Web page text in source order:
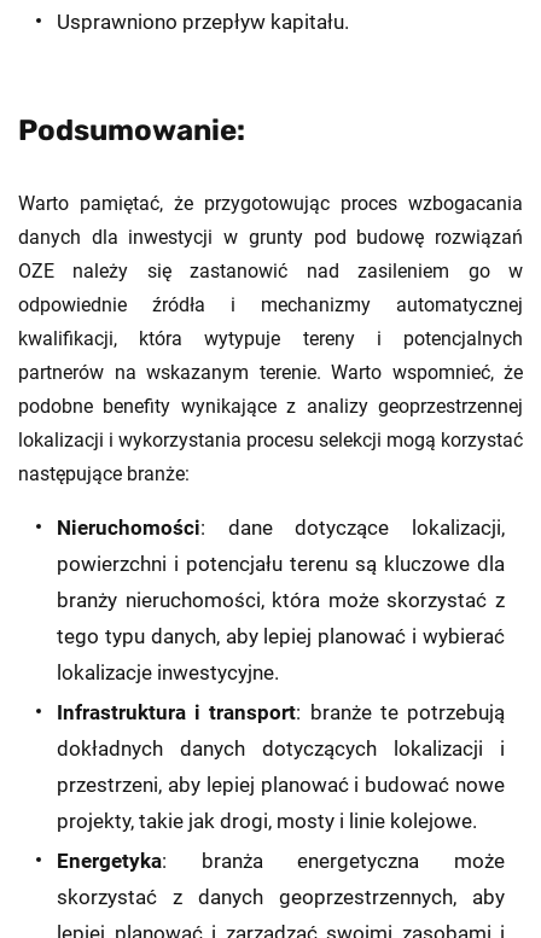
Usprawniono przepływ kapitału.
Podsumowanie:
Warto pamiętać, że przygotowując proces wzbogacania
danych dla inwestycji w grunty pod budowę rozwiązań
OZE należy się zastanowić nad zasileniem go w
odpowiednie źródła i mechanizmy automatycznej
kwalifikacji, która wytypuje tereny i potencjalnych
partnerów na wskazanym terenie. Warto wspomnieć, że
podobne benefity wynikające z analizy geoprzestrzennej
lokalizacji i wykorzystania procesu selekcji mogą korzystać
następujące branże:
Nieruchomości: dane dotyczące lokalizacji,
powierzchni i potencjału terenu są kluczowe dla
branży nieruchomości, która może skorzystać z
tego typu danych, aby lepiej planować i wybierać
lokalizacje inwestycyjne.
Infrastruktura i transport: branże te potrzebują
dokładnych danych dotyczących lokalizacji i
przestrzeni, aby lepiej planować i budować nowe
projekty, takie jak drogi, mosty i linie kolejowe.
Energetyka: branża energetyczna może
skorzystać z danych geoprzestrzennych, aby